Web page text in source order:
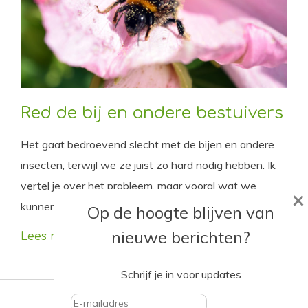
Red de bij en andere bestuivers
Het gaat bedroevend slecht met de bijen en andere
insecten, terwijl we ze juist zo hard nodig hebben. Ik
vertel je over het probleem, maar vooral wat we
kunnen doen om de insecten te helpen.
Lees meer
Op de hoogte blijven van
nieuwe berichten?
Schrijf je in voor updates
×